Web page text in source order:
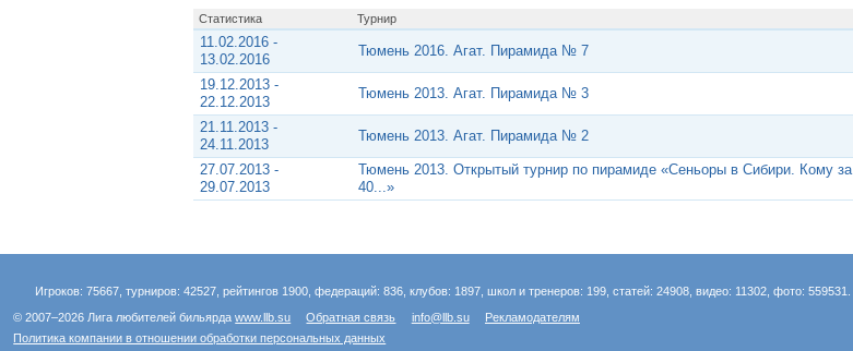
Статистика Турнир
11.02.2016 -
13.02.2016
Тюмень 2016. Агат. Пирамида № 7
19.12.2013 -
22.12.2013
Тюмень 2013. Агат. Пирамида № 3
21.11.2013 -
24.11.2013
Тюмень 2013. Агат. Пирамида № 2
27.07.2013 -
29.07.2013
Тюмень 2013. Открытый турнир по пирамиде «Сеньоры в Сибири. Кому за
40...»
Игроков: 75667, турниров: 42527, рейтингов 1900, федераций: 836, клубов: 1897, школ и тренеров: 199, статей: 24908, видео: 11302, фото: 559531.
© 2007–2026 Лига любителей бильярдаwww.llb.su Обратная связь info@llb.su
Рекламодателям
Политика компании в отношении обработки персональных данных